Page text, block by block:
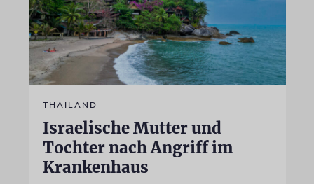
THAILAND
Israelische Mutter und
Tochter nach Angriff im
Krankenhaus